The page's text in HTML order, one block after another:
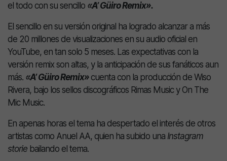
el todo con su sencillo «A’ Güiro Remix».
El sencillo en su versión original ha logrado alcanzar a más
de 20 millones de visualizaciones en su audio oficial en
YouTube, en tan solo 5 meses. Las expectativas con la
versión remix son altas, y la anticipación de sus fanáticos aun
más. «A’ Güiro Remix» cuenta con la producción de Wiso
Rivera, bajo los sellos discográficos Rimas Music y On The
Mic Music.
En apenas horas el tema ha despertado el interés de otros
artistas como Anuel AA, quien ha subido una Instagram
storie bailando el tema.